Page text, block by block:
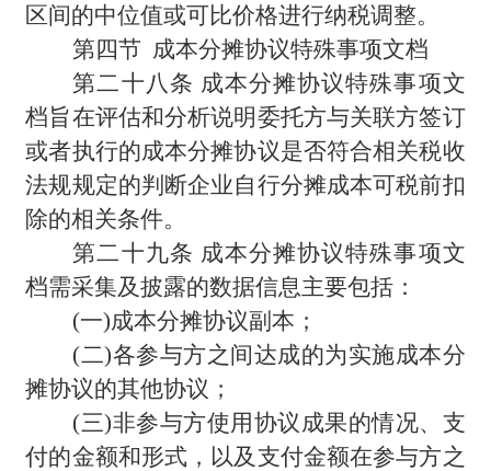
区间的中位值或可比价格进行纳税调整。
第四节 成本分摊协议特殊事项文档
第二十八条 成本分摊协议特殊事项文
档旨在评估和分析说明委托方与关联方签订
或者执行的成本分摊协议是否符合相关税收
法规规定的判断企业自行分摊成本可税前扣
除的相关条件。
第二十九条 成本分摊协议特殊事项文
档需采集及披露的数据信息主要包括：
(一)成本分摊协议副本；
(二)各参与方之间达成的为实施成本分
摊协议的其他协议；
(三)非参与方使用协议成果的情况、支
付的金额和形式，以及支付金额在参与方之